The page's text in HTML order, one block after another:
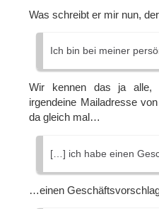
Was schreibt er mir nun,
Ich bin bei meiner
Wir kennen das ja alle,
irgendeine Mailadresse
da gleich mal…
[…] ich habe einen
…einen